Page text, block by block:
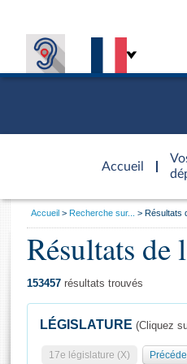
Accueil
d'accueil
Général
Vous
Accueil Recherche sur... Résultats
Résultats de
153457 résultats trouvés
LÉGISLATURE (Cliquez
17e législature (X)